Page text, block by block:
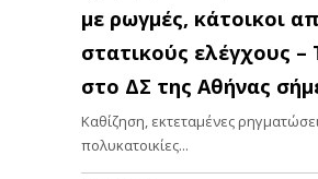
με ρωγμές, κάτοικοι
στατικούς ελέγχους –
στο ΔΣ της Αθήνας
Καθίζηση, εκτεταμένες
πολυκατοικίες...